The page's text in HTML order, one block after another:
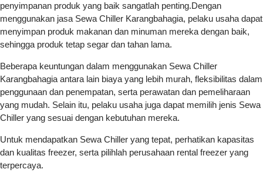
penyimpanan produk yang baik sangatlah penting.Dengan
menggunakan jasa Sewa Chiller Karangbahagia, pelaku usaha dapat
menyimpan produk makanan dan minuman mereka dengan baik,
sehingga produk tetap segar dan tahan lama.
Beberapa keuntungan dalam menggunakan Sewa Chiller
Karangbahagia antara lain biaya yang lebih murah, fleksibilitas dalam
penggunaan dan penempatan, serta perawatan dan pemeliharaan
yang mudah. Selain itu, pelaku usaha juga dapat memilih jenis Sewa
Chiller yang sesuai dengan kebutuhan mereka.
Untuk mendapatkan Sewa Chiller yang tepat, perhatikan kapasitas
dan kualitas freezer, serta pilihlah perusahaan rental freezer yang
terpercaya.